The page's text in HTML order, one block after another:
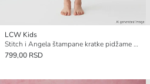
LCW Kids
Stitch i Angela štampane kratke pidžame za devojčice
799,00 RSD